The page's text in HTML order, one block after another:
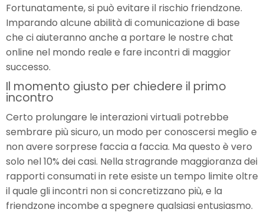
Fortunatamente, si può evitare il rischio friendzone.
Imparando alcune abilità di comunicazione di base
che ci aiuteranno anche a portare le nostre chat
online nel mondo reale e fare incontri di maggior
successo.
Il momento giusto per chiedere il primo
incontro
Certo prolungare le interazioni virtuali potrebbe
sembrare più sicuro, un modo per conoscersi meglio e
non avere sorprese faccia a faccia. Ma questo è vero
solo nel 10% dei casi. Nella stragrande maggioranza dei
rapporti consumati in rete esiste un tempo limite oltre
il quale gli incontri non si concretizzano più, e la
friendzone incombe a spegnere qualsiasi entusiasmo.